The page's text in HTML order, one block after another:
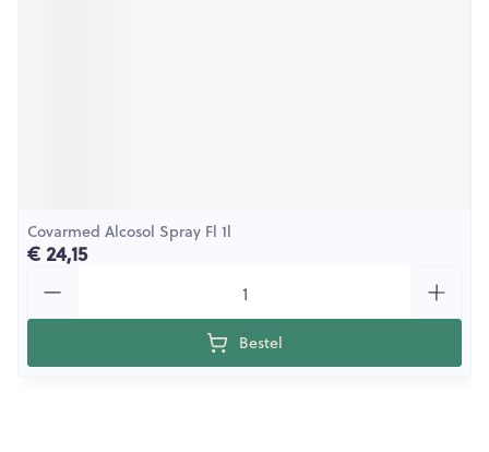
Covarmed Alcosol Spray Fl 1l
€ 24,15
Bestel